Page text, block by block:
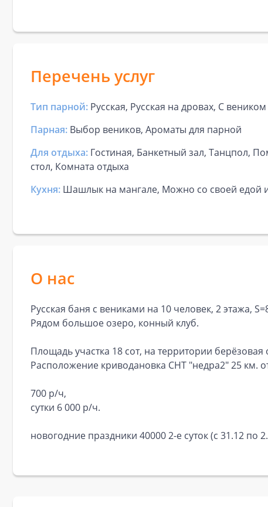
Перечень услуг
Тип парной: Русская, Русская на дровах, С веником
Парная: Выбор веников, Ароматы для парной
Для отдыха: Гостиная, Банкетный зал, Танцпол,
стол, Комната отдыха
Кухня: Шашлык на мангале, Можно со своей едой
О нас
Русская баня с вениками на 10 человек, 2 этажа,
Рядом большое озеро, конный клуб.
Площадь участка 18 сот, на территории берёзовая
Расположение криводановка СНТ "недра2" 25 км.
700 р/ч,
сутки 6 000 р/ч.
новогодние праздники 40000 2-е суток (с 31.12 по